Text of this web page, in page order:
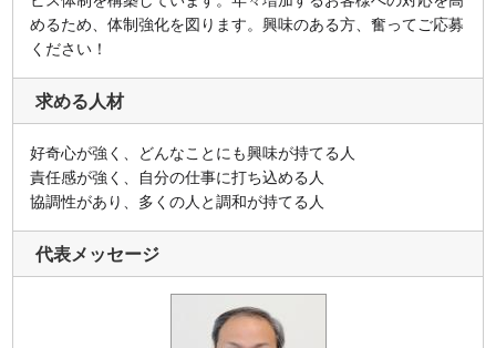
めるため、体制強化を図ります。興味のある方、奮ってご応募
ください！
求める人材
好奇心が強く、どんなことにも興味が持てる人
責任感が強く、自分の仕事に打ち込める人
協調性があり、多くの人と調和が持てる人
代表メッセージ